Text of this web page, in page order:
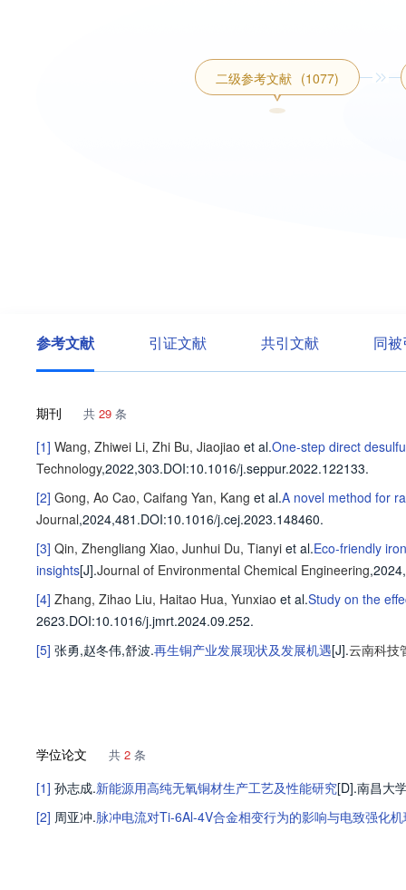
二级参考文献 (1077)
参考文献 引证文献 共引文献 同
期刊 共 29 条
[1] Wang, Zhiwei Li, Zhi Bu, Jiaojiao et al.One-step direct
Technology,2022,303.DOI:10.1016/j.seppur.2022.122133.
[2] Gong, Ao Cao, Caifang Yan, Kang et al.A novel method for
Journal,2024,481.DOI:10.1016/j.cej.2023.148460.
[3] Qin, Zhengliang Xiao, Junhui Du, Tianyi et al.Eco-friendly
insights[J].Journal of Environmental Chemical Engineering
[4] Zhang, Zihao Liu, Haitao Hua, Yunxiao et al.Study on the
2623.DOI:10.1016/j.jmrt.2024.09.252.
[5] 张勇,赵冬伟,舒波.再生铜产业发展现状及发展机遇[J].云南科技
学位论文 共 2 条
[1] 孙志成.新能源用高纯无氧铜材生产工艺及性能研究[D].南昌大
[2] 周亚冲.脉冲电流对Ti-6Al-4V合金相变行为的影响与电致强化